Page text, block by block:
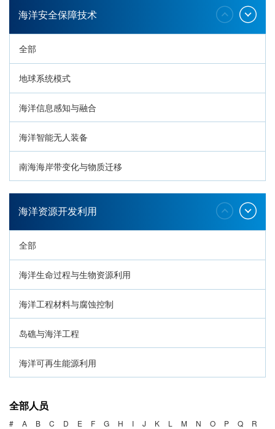
海洋安全保障技术
全部
地球系统模式
海洋信息感知与融合
海洋智能无人装备
南海海岸带变化与物质迁移
环南海地质过程与灾害响应
海洋资源开发利用
全部
海洋生命过程与生物资源利用
海洋工程材料与腐蚀控制
岛礁与海洋工程
海洋可再生能源利用
海洋产业与政策
全部人员
# A B C D E F G H I J K L M N O P Q
R